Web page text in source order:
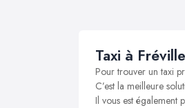
Taxi à Fréville
Pour trouver un taxi
C’est la meilleure
Il vous est également